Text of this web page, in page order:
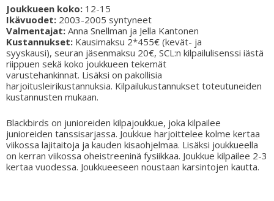
Joukkueen koko: 12-15
Ikävuodet: 2003-2005 syntyneet
Valmentajat: Anna Snellman ja Jella Kantonen
Kustannukset: Kausimaksu 2*455€ (kevät- ja
syyskausi), seuran jäsenmaksu 20€, SCL:n kilpailulisenssi iästä
riippuen sekä koko joukkueen tekemät
varustehankinnat. Lisäksi on pakollisia
harjoitusleirikustannuksia. Kilpailukustannukset toteutuneiden
kustannusten mukaan.
Blackbirds on junioreiden kilpajoukkue, joka kilpailee
junioreiden tanssisarjassa. Joukkue harjoittelee kolme kertaa
viikossa lajitaitoja ja kauden kisaohjelmaa. Lisäksi joukkueella
on kerran viikossa oheistreeninä fysiikkaa. Joukkue kilpailee 2-3
kertaa vuodessa. Joukkueeseen noustaan karsintojen kautta.